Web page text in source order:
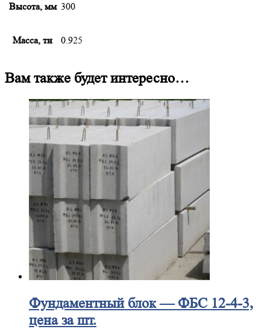
Высота, мм 300
Масса, тн 0.925
Вам также будет интересно…
Фундаментныйблок — ФБС 12-4-3,
цена за шт.